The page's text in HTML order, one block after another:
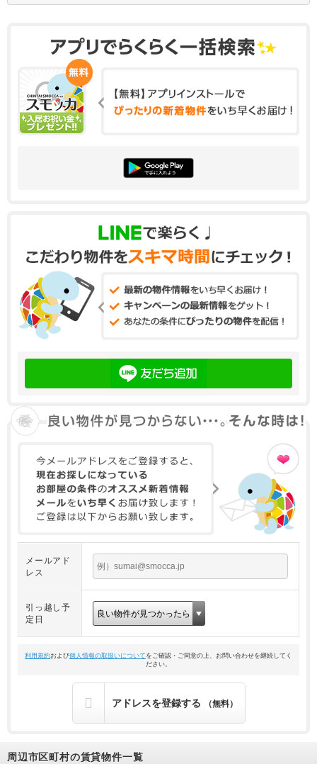
メールアド
レス
引っ越し予
定日
利用規約および個人情報の取扱いについて をご確認・ご同意の上、お問い合わせを継続してく
ださい。
アドレスを登録する （無料）
周辺市区町村の賃貸物件一覧